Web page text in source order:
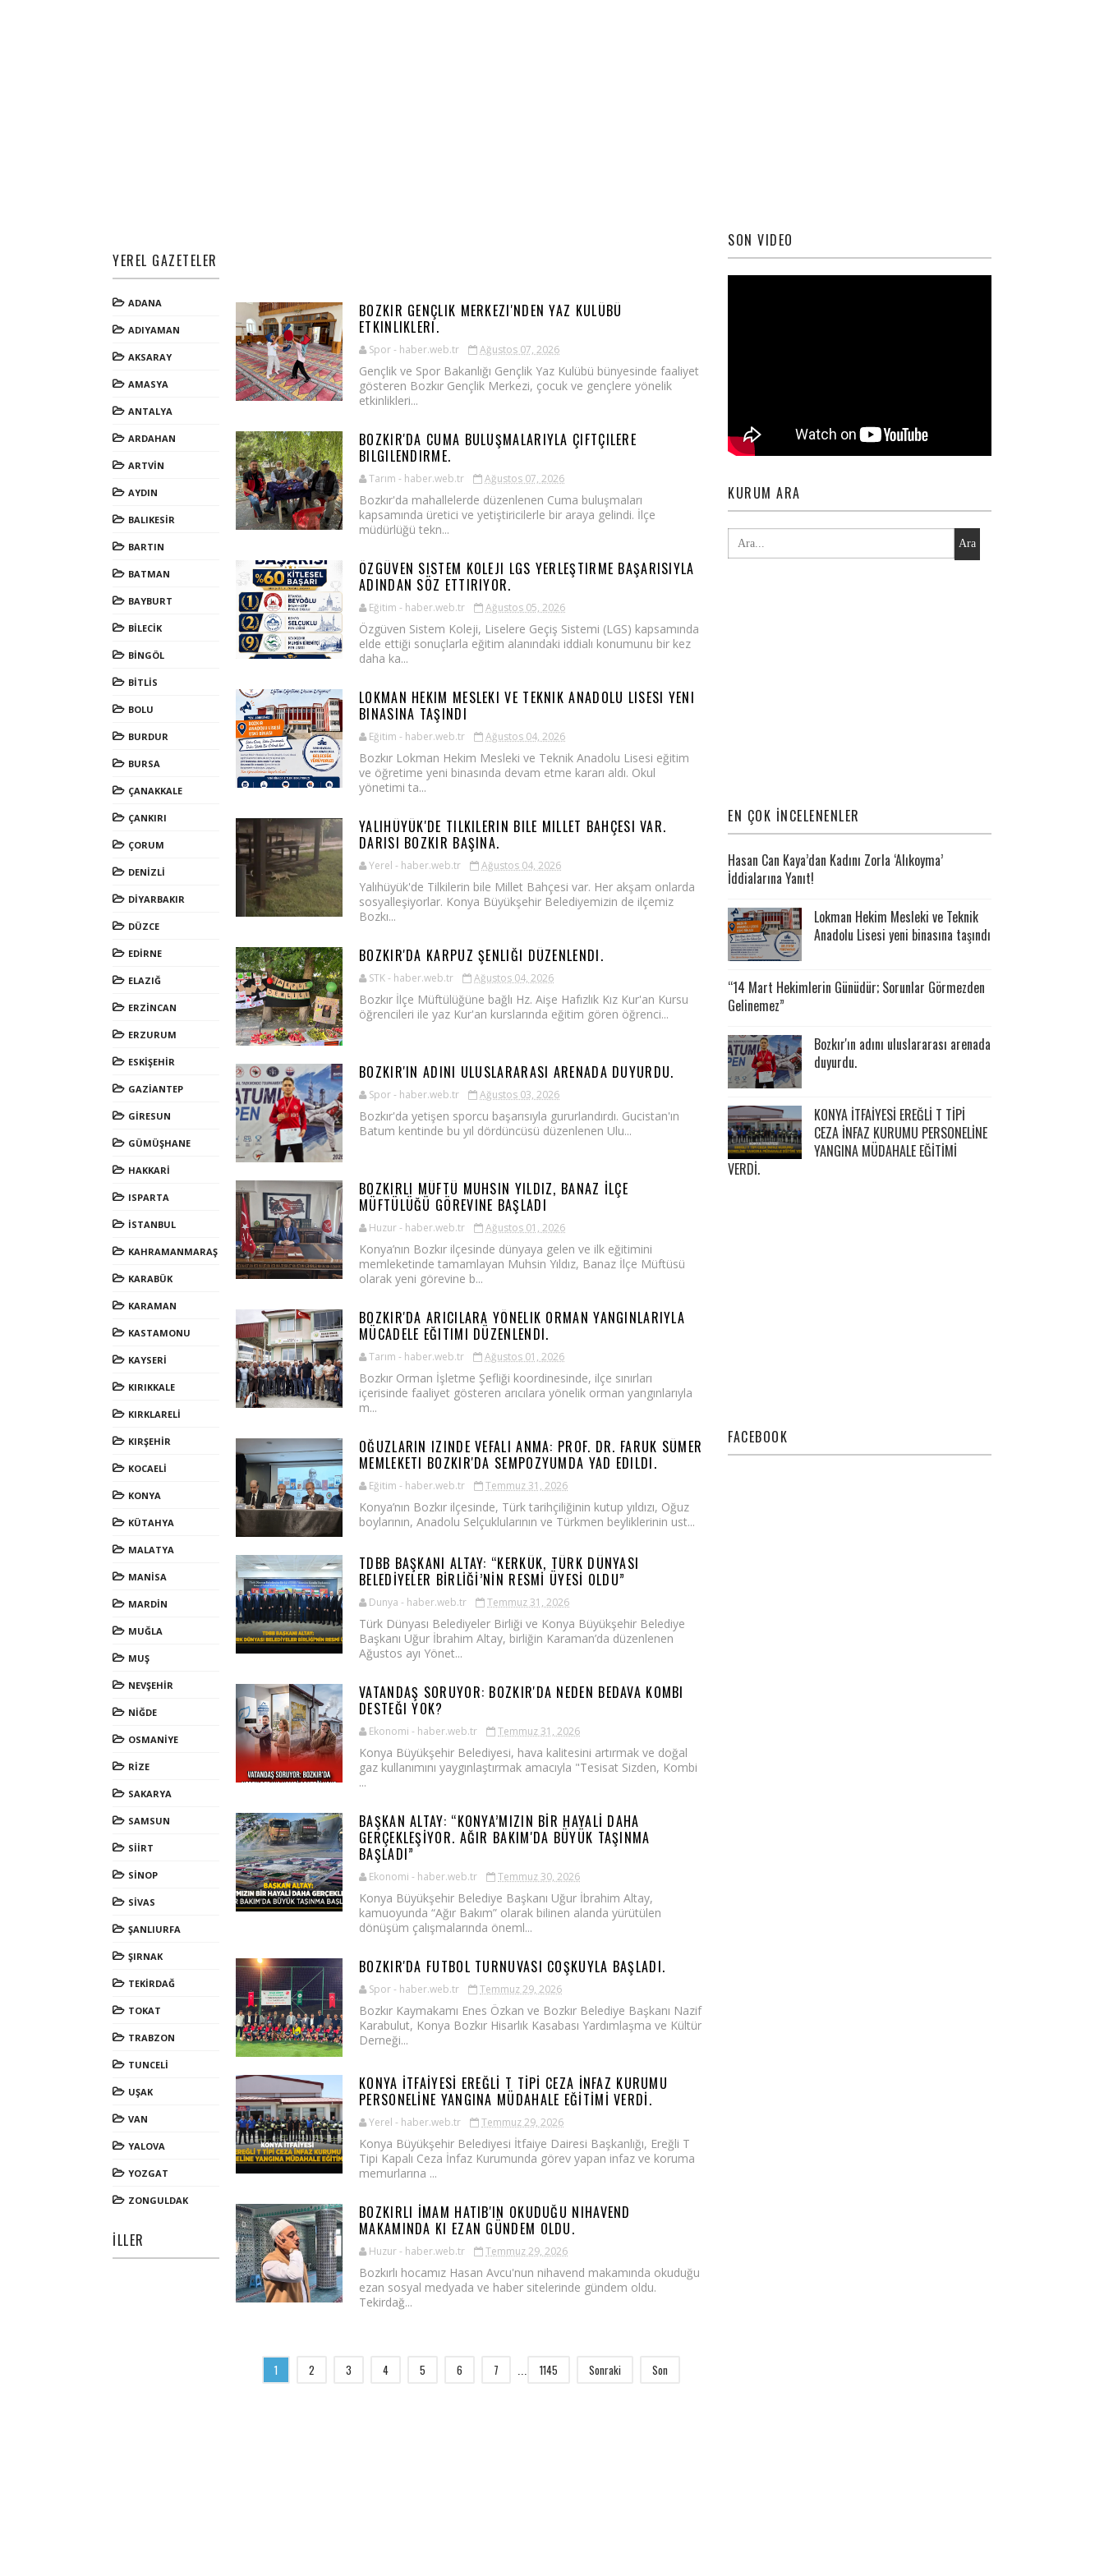
YEREL GAZETELER
ADANA
ADIYAMAN
AKSARAY
AMASYA
ANTALYA
ARDAHAN
ARTVİN
AYDIN
BALIKESİR
BARTIN
BATMAN
BAYBURT
BİLECİK
BİNGÖL
BİTLİS
BOLU
BURDUR
BURSA
ÇANAKKALE
ÇANKIRI
ÇORUM
DENİZLİ
DİYARBAKIR
DÜZCE
EDİRNE
ELAZIĞ
ERZİNCAN
ERZURUM
ESKİŞEHİR
GAZİANTEP
GİRESUN
GÜMÜŞHANE
HAKKARİ
ISPARTA
İSTANBUL
KAHRAMANMARAŞ
KARABÜK
KARAMAN
KASTAMONU
KAYSERİ
KIRIKKALE
KIRKLARELİ
KIRŞEHİR
KOCAELİ
KONYA
KÜTAHYA
MALATYA
MANİSA
MARDİN
MUĞLA
MUŞ
NEVŞEHİR
NİĞDE
OSMANİYE
RİZE
SAKARYA
SAMSUN
SİİRT
SİNOP
SİVAS
ŞANLIURFA
ŞIRNAK
TEKİRDAĞ
TOKAT
TRABZON
TUNCELİ
UŞAK
VAN
YALOVA
YOZGAT
ZONGULDAK
İLLER
BOZKIR GENÇLIK MERKEZI'NDEN YAZ KULÜBÜ
ETKINLIKLERI.
Spor - haber.web.tr Ağustos 07, 2026
Gençlik ve Spor Bakanlığı Gençlik Yaz Kulübü bünyesinde faaliyet
gösteren Bozkır Gençlik Merkezi, çocuk ve gençlere yönelik
etkinlikleri...
BOZKIR'DA CUMA BULUŞMALARIYLA ÇIFTÇILERE
BILGILENDIRME.
Tarım - haber.web.tr Ağustos 07, 2026
Bozkır'da mahallelerde düzenlenen Cuma buluşmaları
kapsamında üretici ve yetiştiricilerle bir araya gelindi. İlçe
müdürlüğü tekn...
ÖZGÜVEN SISTEM KOLEJI LGS YERLEŞTIRME BAŞARISIYLA
ADINDAN SÖZ ETTIRIYOR.
Eğitim - haber.web.tr Ağustos 05, 2026
Özgüven Sistem Koleji, Liselere Geçiş Sistemi (LGS) kapsamında
elde ettiği sonuçlarla eğitim alanındaki iddialı konumunu bir kez
daha ka...
LOKMAN HEKIM MESLEKI VE TEKNIK ANADOLU LISESI YENI
BINASINA TAŞINDI
Eğitim - haber.web.tr Ağustos 04, 2026
Bozkır Lokman Hekim Mesleki ve Teknik Anadolu Lisesi eğitim
ve öğretime yeni binasında devam etme kararı aldı. Okul
yönetimi ta...
YALIHÜYÜK'DE TILKILERIN BILE MILLET BAHÇESI VAR.
DARISI BOZKIR BAŞINA.
Yerel - haber.web.tr Ağustos 04, 2026
Yalıhüyük'de Tilkilerin bile Millet Bahçesi var. Her akşam onlarda
sosyalleşiyorlar. Konya Büyükşehir Belediyemizin de ilçemiz
Bozkı...
BOZKIR'DA KARPUZ ŞENLIĞI DÜZENLENDI.
STK - haber.web.tr Ağustos 04, 2026
Bozkır İlçe Müftülüğüne bağlı Hz. Aişe Hafızlık Kız Kur'an Kursu
öğrencileri ile yaz Kur'an kurslarında eğitim gören öğrenci...
BOZKIR'IN ADINI ULUSLARARASI ARENADA DUYURDU.
Spor - haber.web.tr Ağustos 03, 2026
Bozkır'da yetişen sporcu başarısıyla gururlandırdı. Gucistan'ın
Batum kentinde bu yıl dördüncüsü düzenlenen Ulu...
BOZKIRLI MÜFTÜ MUHSIN YILDIZ, BANAZ İLÇE
MÜFTÜLÜĞÜ GÖREVINE BAŞLADI
Huzur - haber.web.tr Ağustos 01, 2026
Konya’nın Bozkır ilçesinde dünyaya gelen ve ilk eğitimini
memleketinde tamamlayan Muhsin Yıldız, Banaz İlçe Müftüsü
olarak yeni görevine b...
BOZKIR'DA ARICILARA YÖNELIK ORMAN YANGINLARIYLA
MÜCADELE EĞITIMI DÜZENLENDI.
Tarım - haber.web.tr Ağustos 01, 2026
Bozkır Orman İşletme Şefliği koordinesinde, ilçe sınırları
içerisinde faaliyet gösteren arıcılara yönelik orman yangınlarıyla
m...
OĞUZLARIN IZINDE VEFALI ANMA: PROF. DR. FARUK SÜMER
MEMLEKETI BOZKIR'DA SEMPOZYUMDA YAD EDILDI.
Eğitim - haber.web.tr Temmuz 31, 2026
Konya’nın Bozkır ilçesinde, Türk tarihçiliğinin kutup yıldızı, Oğuz
boylarının, Anadolu Selçuklularının ve Türkmen beyliklerinin ust...
TDBB BAŞKANI ALTAY: “KERKÜK, TÜRK DÜNYASI
BELEDİYELER BİRLİĞİ’NİN RESMİ ÜYESİ OLDU”
Dunya - haber.web.tr Temmuz 31, 2026
Türk Dünyası Belediyeler Birliği ve Konya Büyükşehir Belediye
Başkanı Uğur İbrahim Altay, birliğin Karaman’da düzenlenen
Ağustos ayı Yönet...
VATANDAŞ SORUYOR: BOZKIR'DA NEDEN BEDAVA KOMBI
DESTEĞI YOK?
Ekonomi - haber.web.tr Temmuz 31, 2026
Konya Büyükşehir Belediyesi, hava kalitesini artırmak ve doğal
gaz kullanımını yaygınlaştırmak amacıyla "Tesisat Sizden, Kombi
...
BAŞKAN ALTAY: “KONYA’MIZIN BİR HAYALİ DAHA
GERÇEKLEŞİYOR. AĞIR BAKIM'DA BÜYÜK TAŞINMA
BAŞLADI”
Ekonomi - haber.web.tr Temmuz 30, 2026
Konya Büyükşehir Belediye Başkanı Uğur İbrahim Altay,
kamuoyunda “Ağır Bakım” olarak bilinen alanda yürütülen
dönüşüm çalışmalarında öneml...
BOZKIR'DA FUTBOL TURNUVASI COŞKUYLA BAŞLADI.
Spor - haber.web.tr Temmuz 29, 2026
Bozkır Kaymakamı Enes Özkan ve Bozkır Belediye Başkanı Nazif
Karabulut, Konya Bozkır Hisarlık Kasabası Yardımlaşma ve Kültür
Derneği...
KONYA İTFAİYESİ EREĞLİ T TİPİ CEZA İNFAZ KURUMU
PERSONELİNE YANGINA MÜDAHALE EĞİTİMİ VERDİ.
Yerel - haber.web.tr Temmuz 29, 2026
Konya Büyükşehir Belediyesi İtfaiye Dairesi Başkanlığı, Ereğli T
Tipi Kapalı Ceza İnfaz Kurumunda görev yapan infaz ve koruma
memurlarına ...
BOZKIRLI İMAM HATIB'IN OKUDUĞU NIHAVEND
MAKAMINDA KI EZAN GÜNDEM OLDU.
Huzur - haber.web.tr Temmuz 29, 2026
Bozkırlı hocamız Hasan Avcu'nun nihavend makamında okuduğu
ezan sosyal medyada ve haber sitelerinde gündem oldu.
Tekirdağ...
1 2 3 4 5 6 7 ... 1145 Sonraki Son
SON VIDEO
KURUM ARA
Ara
EN ÇOK İNCELENENLER
Hasan Can Kaya’dan Kadını Zorla ‘Alıkoyma’
İddialarına Yanıt!
Lokman Hekim Mesleki ve Teknik
Anadolu Lisesi yeni binasına taşındı
“14 Mart Hekimlerin Günüdür; Sorunlar Görmezden
Gelinemez”
Bozkır'ın adını uluslararası arenada
duyurdu.
KONYA İTFAİYESİ EREĞLİ T TİPİ
CEZA İNFAZ KURUMU PERSONELİNE
YANGINA MÜDAHALE EĞİTİMİ
VERDİ.
FACEBOOK